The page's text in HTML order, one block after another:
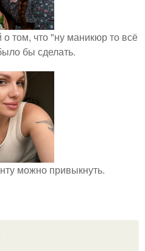
том, что "ну маникюр то всё
бы сделать.
можно привыкнуть.